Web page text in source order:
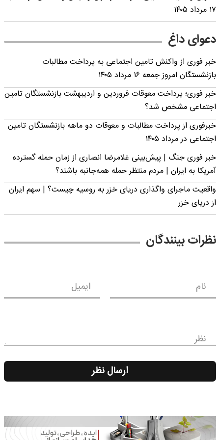
۱۷ مرداد ۱۴۰۵
دعوای داغ
خبر فوری از واکنش تامین اجتماعی به پرداخت مطالبات
بازنشستگان امروز جمعه ۱۶ مرداد ۱۴۰۵
خبر فوری؛ پرداخت معوقات فروردین و اردیبهشت بازنشستگان تامین
اجتماعی مشخص شد؟
خبرفوری از پرداخت مطالبات و معوقات دو ماهه بازنشستگان تامین
اجتماعی در مرداد ۱۴۰۵
خبر فوری جنگ | پیش‌بینی غلامرضا انصاری از زمان حمله گسترده
آمریکا به ایران | مردم منتظر حمله همه‌جانبه باشند؟
واقعیت ماجرای واگذاری دریای خزر به روسیه چیست؟ | سهم ایران
از دریای خزر
نظرات بینندگان
نام ایمیل
نظر
ارسال نظر